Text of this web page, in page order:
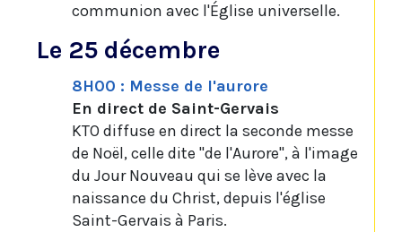
communion avec l'Église universelle.
Le 25 décembre
8H00 : Messe de l'aurore
En direct de Saint-Gervais
KTO diffuse en direct la seconde messe
de Noël, celle dite "de l'Aurore", à l'image
du Jour Nouveau qui se lève avec la
naissance du Christ, depuis l'église
Saint-Gervais à Paris.